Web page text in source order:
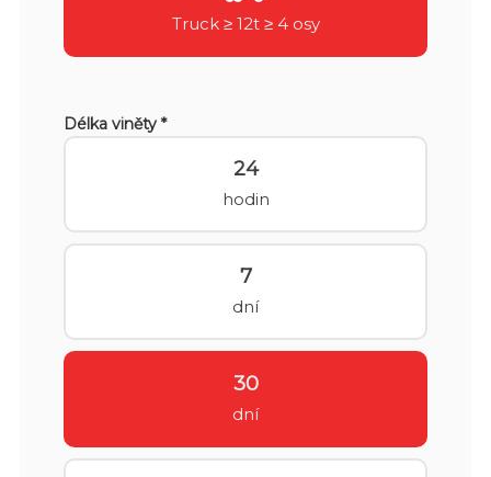
Truck ≥ 12t ≥ 4 osy
Délka viněty *
24
hodin
7
dní
30
dní